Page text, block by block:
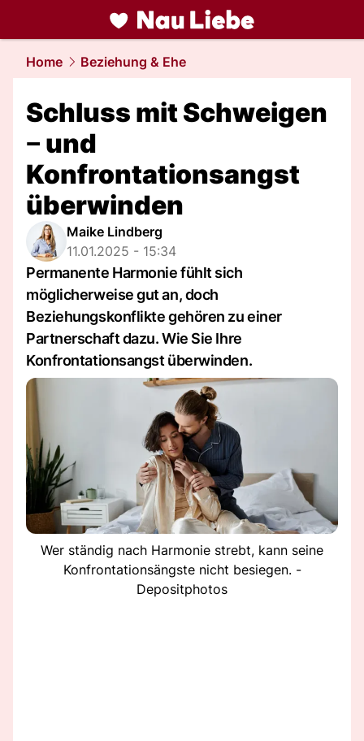
liebe.NAU.ch
Home Beziehung & Ehe
Schluss mit Schweigen
‒ und
Konfrontationsangst
überwinden
Maike Lindberg
11.01.2025 - 15:34
Permanente Harmonie fühlt sich
möglicherweise gut an, doch
Beziehungskonflikte gehören zu einer
Partnerschaft dazu. Wie Sie Ihre
Konfrontationsangst überwinden.
Wer ständig nach Harmonie strebt, kann seine
Konfrontationsängste nicht besiegen. -
Depositphotos